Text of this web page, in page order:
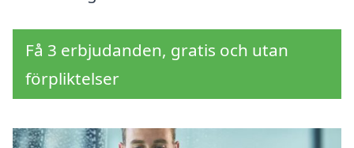
Få 3 erbjudanden, gratis och utan
förpliktelser